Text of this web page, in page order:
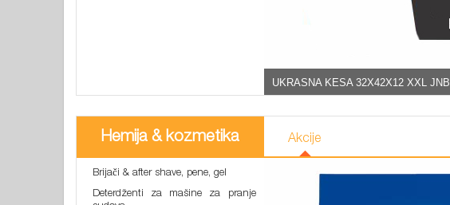
UKRASNA KESA 32X42X12 XXL JNB
Hemija & kozmetika Akcije
Brijači & after shave, pene, gel
Deterdženti za mašine za pranje